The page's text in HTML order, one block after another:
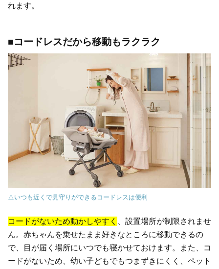
れます。
■コードレスだから移動もラクラク
△いつも近くで見守りができるコードレスは便利
コードがないため動かしやすく 、設置場所が制限されませ
ん。赤ちゃんを乗せたまま好きなところに移動できるの
で、目が届く場所にいつでも寝かせておけます。また、コ
ードがないため、幼い子どもでもつまずきにくく、ペット